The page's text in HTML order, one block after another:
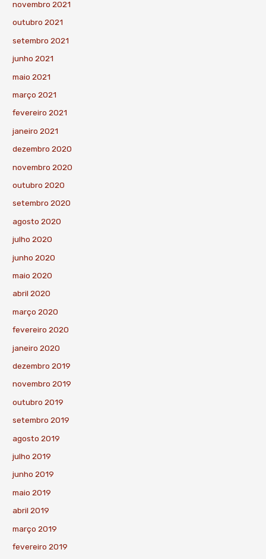
novembro 2021
outubro 2021
setembro 2021
junho 2021
maio 2021
março 2021
fevereiro 2021
janeiro 2021
dezembro 2020
novembro 2020
outubro 2020
setembro 2020
agosto 2020
julho 2020
junho 2020
maio 2020
abril 2020
março 2020
fevereiro 2020
janeiro 2020
dezembro 2019
novembro 2019
outubro 2019
setembro 2019
agosto 2019
julho 2019
junho 2019
maio 2019
abril 2019
março 2019
fevereiro 2019